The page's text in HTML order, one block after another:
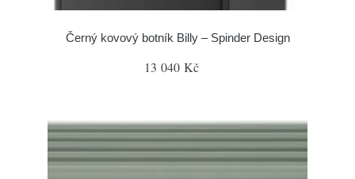
Černý kovový botník Billy – Spinder Design
13 040 Kč